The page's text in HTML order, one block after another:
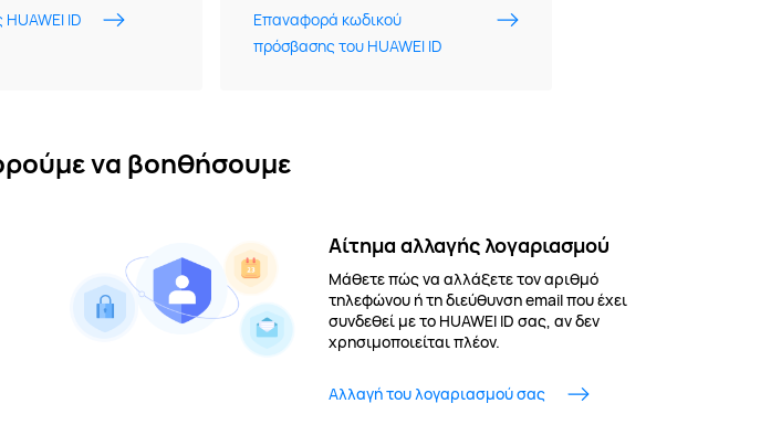
ID
Επαναφορά κωδικού
πρόσβασης του HUAWEI ID
να βοηθήσουμε
Αίτημα αλλαγής λογαριασμού
Μάθετε πώς να αλλάξετε τον αριθμό
τηλεφώνου ή τη διεύθυνση email που έχει
συνδεθεί με το HUAWEI ID σας, αν δεν
χρησιμοποιείται πλέον.
Αλλαγή του λογαριασμού σας